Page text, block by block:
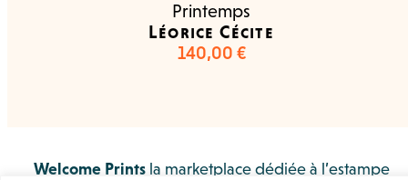
Printemps
Léorice Cécite
140,00 €
Welcome Printsla marketplace dédiée à l’estampe